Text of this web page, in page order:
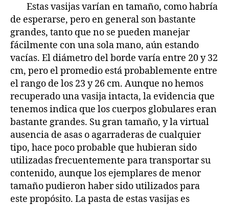
Estas vasijas varían en tamaño, como habría
de esperarse, pero en general son bastante
grandes, tanto que no se pueden manejar
fácilmente con una sola mano, aún estando
vacías. El diámetro del borde varía entre 20 y 32
cm, pero el promedio está probablemente entre
el rango de los 23 y 26 cm. Aunque no hemos
recuperado una vasija intacta, la evidencia que
tenemos indica que los cuerpos globulares eran
bastante grandes. Su gran tamaño, y la virtual
ausencia de asas o agarraderas de cualquier
tipo, hace poco probable que hubieran sido
utilizadas frecuentemente para transportar su
contenido, aunque los ejemplares de menor
tamaño pudieron haber sido utilizados para
este propósito. La pasta de estas vasijas es